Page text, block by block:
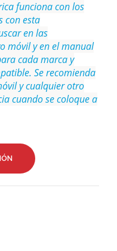
funciona con los
con esta
en las
móvil y en el manual
cada marca y
Se recomienda
y cualquier otro
cuando se coloque a